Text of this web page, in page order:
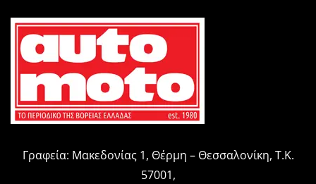
Γραφεία: Μακεδονίας 1, Θέρμη – Θεσσαλονίκη, Τ.Κ.
57001,